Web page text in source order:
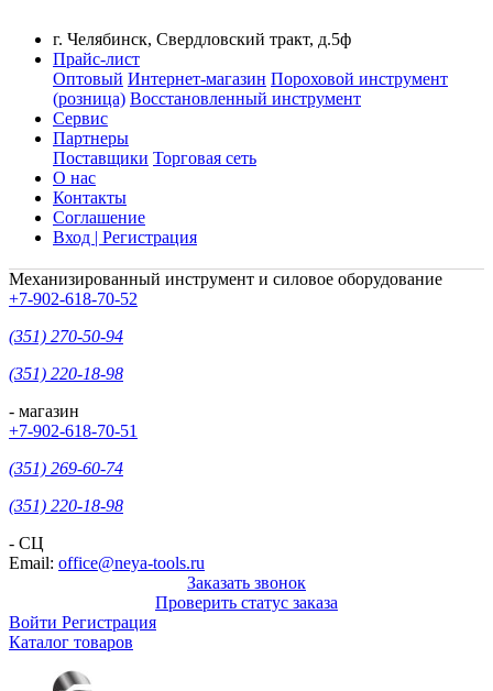
г. Челябинск, Свердловский тракт, д.5ф
Прайс-лист
Оптовый Интернет-магазин Пороховой инструмент
(розница) Восстановленный инструмент
Сервис
Партнеры
Поставщики Торговая сеть
О нас
Контакты
Соглашение
Вход | Регистрация
Механизированный инструмент и силовое оборудование
+7-902-618-70-52
(351) 270-50-94
(351) 220-18-98
- магазин
+7-902-618-70-51
(351) 269-60-74
(351) 220-18-98
- СЦ
Email: office@neya-tools.ru
Заказать звонок
Проверить статус заказа
Войти Регистрация
Каталог товаров